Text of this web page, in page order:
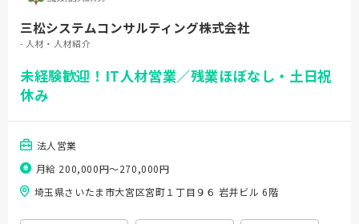
三松システムコンサルティング株式会社
- 人材・人材紹介
未経験歓迎！IT人材営業／残業ほぼなし・土日祝
休み
法人営業
月給 200,000円〜270,000円
埼玉県さいたま市大宮区宮町１丁目９６ 岩井ビル 6階